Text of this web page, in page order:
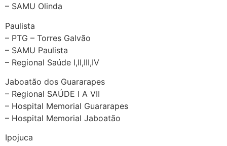
– SAMU Olinda
Paulista
– PTG – Torres Galvão
– SAMU Paulista
– Regional Saúde I,II,III,IV
Jaboatão dos Guararapes
– Regional SAÚDE I A VII
– Hospital Memorial Guararapes
– Hospital Memorial Jaboatão
Ipojuca